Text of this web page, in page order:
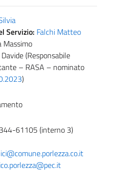
Servizio: Falchi Matteo
Massimo
(Responsabile
– RASA – nominato
)
61105 (interno 3)